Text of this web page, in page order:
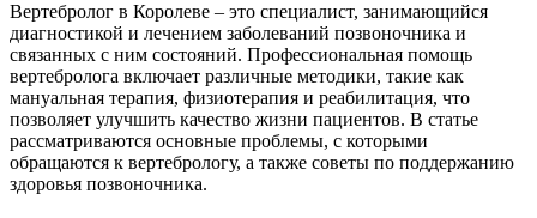
Вертебролог в Королеве – это специалист, занимающийся
диагностикой и лечением заболеваний позвоночника и
связанных с ним состояний. Профессиональная помощь
вертебролога включает различные методики, такие как
мануальная терапия, физиотерапия и реабилитация, что
позволяет улучшить качество жизни пациентов. В статье
рассматриваются основные проблемы, с которыми
обращаются к вертебрологу, а также советы по поддержанию
здоровья позвоночника.